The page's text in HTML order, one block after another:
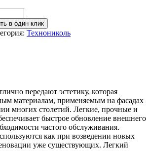
в один клик
Технониколь
передают эстетику, которая
материалам, применяемым на фасадах
многих столетий. Легкие, прочные и
быстрое обновление внешнего
частого обслуживания.
как при возведении новых
уже существующих. Легкий